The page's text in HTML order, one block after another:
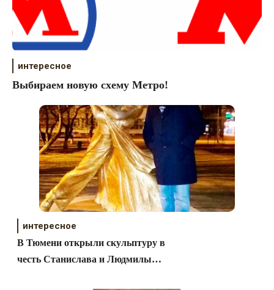
интересное
Выбираем новую схему Метро!
интересное
В Тюмени открыли скульптуру в
честь Станислава и Людмилы